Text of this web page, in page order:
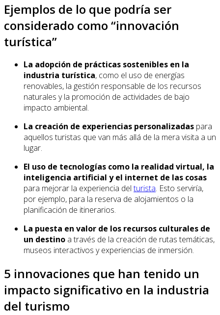
Ejemplos de lo que podría ser
considerado como “innovación
turística”
La adopción de prácticas sostenibles en la
industria turística, como el uso de energías
renovables, la gestión responsable de los recursos
naturales y la promoción de actividades de bajo
impacto ambiental.
La creación de experiencias personalizadas para
aquellos turistas que van más allá de la mera visita a un
lugar.
El uso de tecnologías como la realidad virtual, la
inteligencia artificial y el internet de las cosas
para mejorar la experiencia delturista. Esto serviría,
por ejemplo, para la reserva de alojamientos o la
planificación de itinerarios.
La puesta en valor de los recursos culturales de
un destino a través de la creación de rutas temáticas,
museos interactivos y experiencias de inmersión.
5 innovaciones que han tenido un
impacto significativo en la industria
del turismo